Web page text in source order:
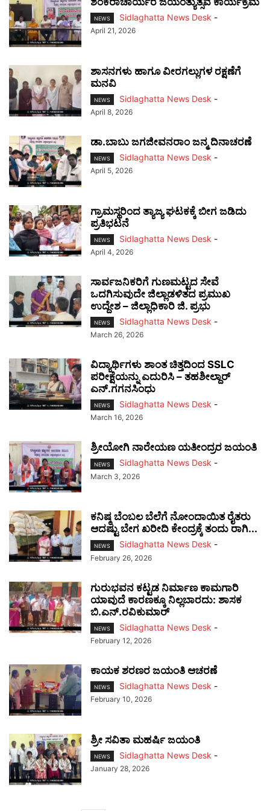
NEWS Sidlaghatta News Desk -
April 21, 2026
ಶಾಸನಗಳು ಹಾಗೂ ವೀರಗಲ್ಲುಗಳ ರಕ್ಷಣೆಗೆ
ಮನವಿ
NEWS Sidlaghatta News Desk -
April 8, 2026
ಡಾ.ಬಾಬು ಜಗಜೀವನರಾಂ ಜನ್ಮ ದಿನಾಚರಣೆ
NEWS Sidlaghatta News Desk -
April 5, 2026
ಗ್ರಾಮಸ್ಥರಿಂದ ತ್ಯಾಜ್ಯ ಘಟಕಕ್ಕೆ ಬೀಗ ಜಡಿದು
ಪ್ರತಿಭಟನೆ
NEWS Sidlaghatta News Desk -
April 4, 2026
ಸಾರ್ವಜನಿಕರಿಗೆ ಗುಣಮಟ್ಟದ ಸೇವೆ
ಒದಗಿಸುವುದೇ ಜಿಲ್ಲಾಡಳಿತದ ಪ್ರಮುಖ
ಉದ್ದೇಶ – ಜಿಲ್ಲಾಧಿಕಾರಿ ಜಿ. ಪ್ರಭು
NEWS Sidlaghatta News Desk -
March 26, 2026
ವಿದ್ಯಾರ್ಥಿಗಳು ಶಾಂತ ಚಿತ್ತದಿಂದ SSLC
ಪರೀಕ್ಷೆಯನ್ನು ಎದುರಿಸಿ – ತಹಶೀಲ್ದಾರ್
ಎನ್.ಗಗನಸಿಂಧು
NEWS Sidlaghatta News Desk -
March 16, 2026
ಶ್ರೀಯೋಗಿ ನಾರೇಯಣ ಯತೀಂದ್ರರ ಜಯಂತಿ
NEWS Sidlaghatta News Desk -
March 3, 2026
ಕನಿಷ್ಠ ಬೆಂಬಲ ಬೆಲೆಗೆ ನೋಂದಾಯಿತ ರೈತರು
ಆದಷ್ಟು ಬೇಗ ಖರೀದಿ ಕೇಂದ್ರಕ್ಕೆ ತಂದು ರಾಗಿ...
NEWS Sidlaghatta News Desk -
February 26, 2026
ಗುರುಭವನ ಕಟ್ಟಡ ನಿರ್ಮಾಣ ಕಾಮಗಾರಿ
ಯಾವುದೆ ಕಾರಣಕ್ಕೂ ನಿಲ್ಲಬಾರದು: ಶಾಸಕ
ಬಿ.ಎನ್.ರವಿಕುಮಾರ್
NEWS Sidlaghatta News Desk -
February 12, 2026
ಕಾಯಕ ಶರಣರ ಜಯಂತಿ ಆಚರಣೆ
NEWS Sidlaghatta News Desk -
February 10, 2026
ಶ್ರೀ ಸವಿತಾ ಮಹರ್ಷಿ ಜಯಂತಿ
NEWS Sidlaghatta News Desk -
January 28, 2026